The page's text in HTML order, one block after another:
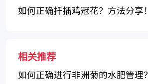
如何正确扦插鸡冠花？方法分享！
相关推荐
如何正确进行非洲菊的水肥管理？